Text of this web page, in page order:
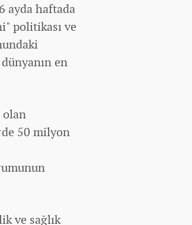
ayda haftada
politikası ve
en
olan
50 milyon
ve sağlık